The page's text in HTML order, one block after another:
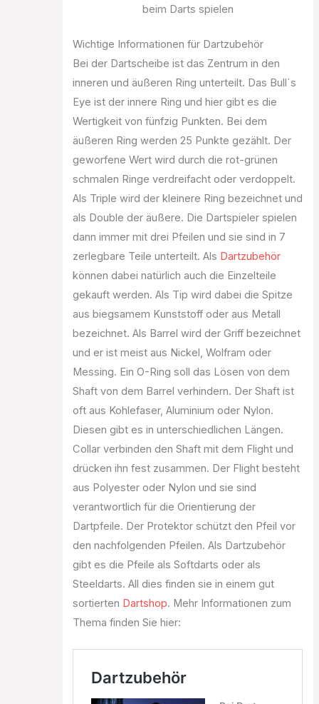
beim Darts spielen
Wichtige Informationen für Dartzubehör
Bei der Dartscheibe ist das Zentrum in den
inneren und äußeren Ring unterteilt. Das Bull´s
Eye ist der innere Ring und hier gibt es die
Wertigkeit von fünfzig Punkten. Bei dem
äußeren Ring werden 25 Punkte gezählt. Der
geworfene Wert wird durch die rot-grünen
schmalen Ringe verdreifacht oder verdoppelt.
Als Triple wird der kleinere Ring bezeichnet und
als Double der äußere. Die Dartspieler spielen
dann immer mit drei Pfeilen und sie sind in 7
zerlegbare Teile unterteilt. Als Dartzubehör
können dabei natürlich auch die Einzelteile
gekauft werden. Als Tip wird dabei die Spitze
aus biegsamem Kunststoff oder aus Metall
bezeichnet. Als Barrel wird der Griff bezeichnet
und er ist meist aus Nickel, Wolfram oder
Messing. Ein O-Ring soll das Lösen von dem
Shaft von dem Barrel verhindern. Der Shaft ist
oft aus Kohlefaser, Aluminium oder Nylon.
Diesen gibt es in unterschiedlichen Längen.
Collar verbinden den Shaft mit dem Flight und
drücken ihn fest zusammen. Der Flight besteht
aus Polyester oder Nylon und sie sind
verantwortlich für die Orientierung der
Dartpfeile. Der Protektor schützt den Pfeil vor
den nachfolgenden Pfeilen. Als Dartzubehör
gibt es die Pfeile als Softdarts oder als
Steeldarts. All dies finden sie in einem gut
sortierten Dartshop. Mehr Informationen zum
Thema finden Sie hier: